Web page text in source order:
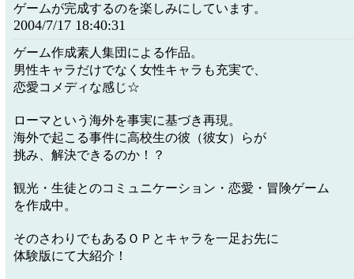
ゲームが完成するのを楽しみにしています。
2004/7/17 18:40:31
ゲーム作成素人集団による作品。
男性キャラだけでなく女性キャラも充実で、
恋愛コメディな感じ☆
ローマという海外を事実に基づき再現。
海外で起こる事件に高校生の彼（彼女）らが
挑み、解決できるのか！？
観光・生徒とのコミュニケーション・恋愛・冒険ゲーム
を作成中。
そのさわりでもあるＯＰとキャラを一足お先に
体験版にて大紹介！